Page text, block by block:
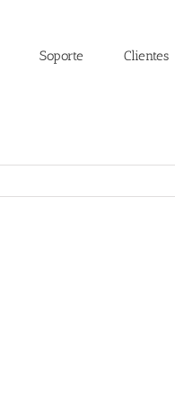
Soporte Clientes